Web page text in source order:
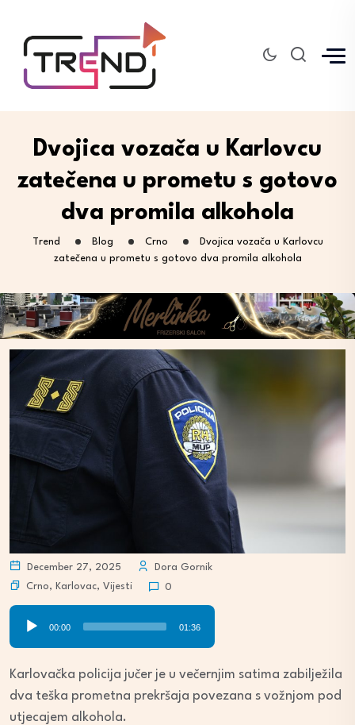
Dvojica vozača u Karlovcu
zatečena u prometu s gotovo
dva promila alkohola
Trend Blog Crno
Dvojica vozača u Karlovcu
zatečena u prometu s gotovo dva promila alkohola
December 27, 2025
Dora Gornik
Crno, Karlovac, Vijesti 0
Audio
Player
00:00 01:36
Karlovačka policija jučer je u večernjim satima zabilježila
dva teška prometna prekršaja povezana s vožnjom pod
utjecajem alkohola.